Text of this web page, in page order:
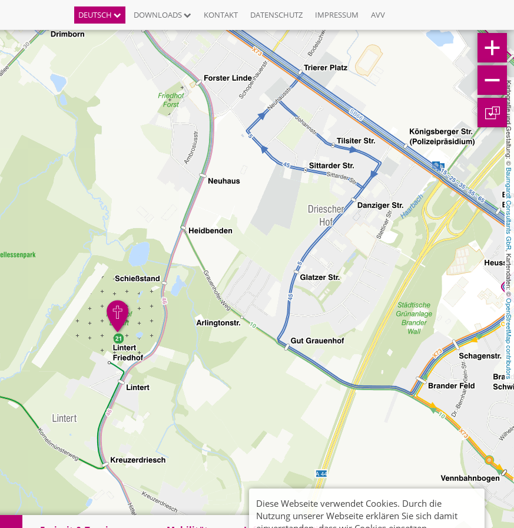
DEUTSCH DOWNLOADS KONTAKT DATENSCHUTZ IMPRESSUM AVV
Kartografie und Gestaltung: ©
Baumgardt Consultants GbR
, Kartendaten: ©
OpenStreetMap contributors
1
Diese Webseite verwendet Cookies. Durch die
Nutzung unserer Webseite erklären Sie sich damit